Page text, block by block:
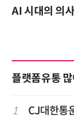
플랫폼유통
1 CJ대한통